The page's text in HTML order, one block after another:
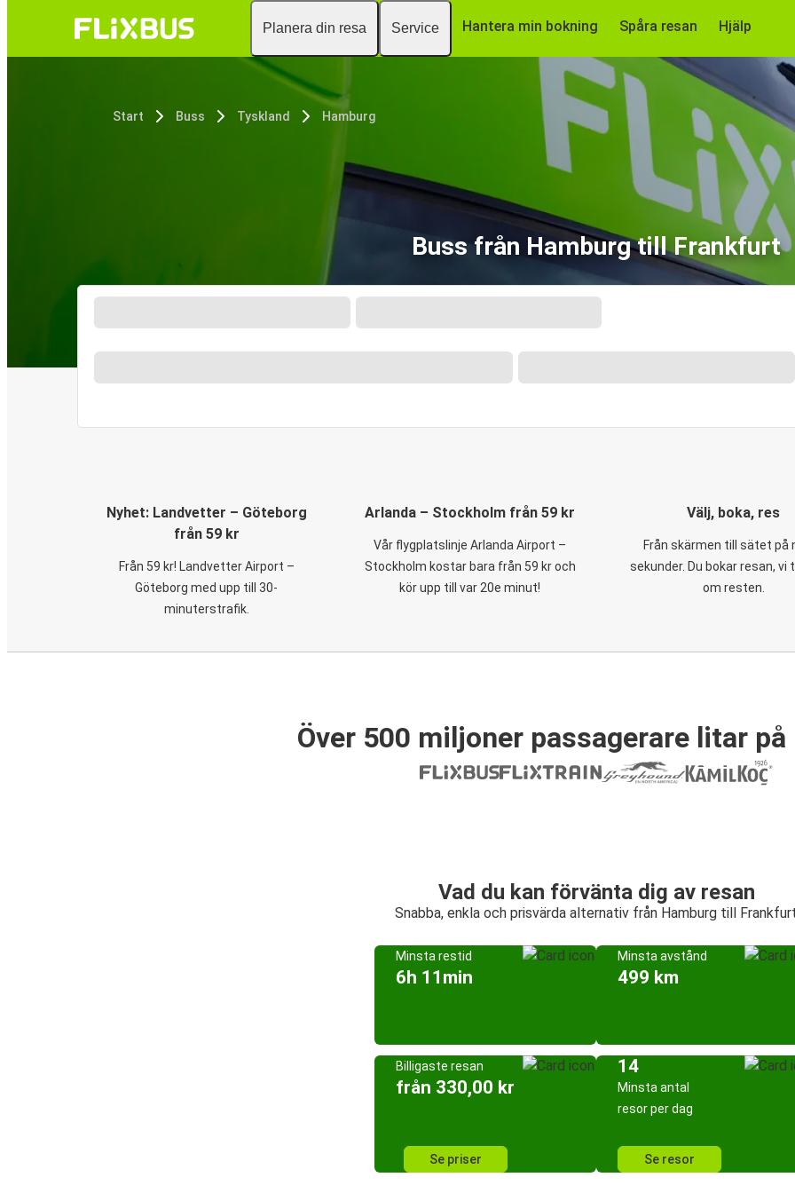
Planera din resa Service Hantera min bokning Spåra resan Hjälp
Start Buss Tyskland Hamburg
Buss från Hamburg till Frankfurt
Nyhet: Landvetter – Göteborg
från 59 kr
Från 59 kr! Landvetter Airport –
Göteborg med upp till 30-
minuterstrafik.
Arlanda – Stockholm från 59 kr
Vår flygplatslinje Arlanda Airport –
Stockholm kostar bara från 59 kr och
kör upp till var 20e minut!
Välj, boka, res
Från skärmen till sätet på
sekunder. Du bokar resan, vi
om resten.
Över 500 miljoner passagerare litar på
Vad du kan förvänta dig av resan
Snabba, enkla och prisvärda alternativ från Hamburg till
Minsta restid
6h 11min
Minsta avstånd
499 km
Billigaste resan
från 330,00 kr
Se priser
14
Minsta antal
resor per dag
Se resor